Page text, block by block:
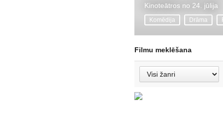
Kinoteātros no 24. jūlija
Komēdija Drāma
Filmu meklēšana